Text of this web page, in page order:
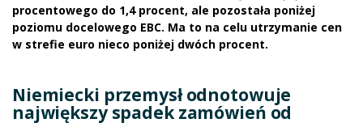
procentowego do 1,4 procent, ale pozostała poniżej
poziomu docelowego EBC. Ma to na celu utrzymanie cen
w strefie euro nieco poniżej dwóch procent.
Niemiecki przemysł odnotowuje
największy spadek zamówień od